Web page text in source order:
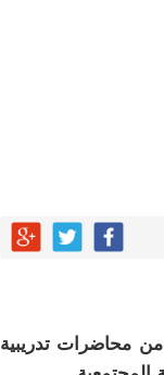
محاضرات تدريبية